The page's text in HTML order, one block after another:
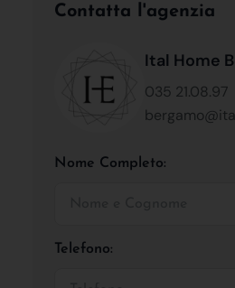
Contatta l'agenzia
Ital Home
035 21.08.97
Nome Completo:
Telefono: